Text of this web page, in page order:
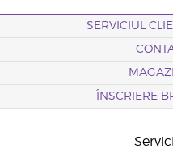
SERVICIUL
ÎNSCRIERE